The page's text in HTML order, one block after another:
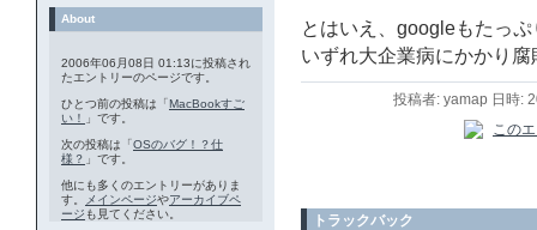
とはいえ、googleもたっ
いずれ大企業病にかかり
投稿者: yamap 日時:
トラックバック
About
2006年06月08日 01:13に投稿され
たエントリーのページです。
ひとつ前の投稿は「MacBookすご
い！
」です。
次の投稿は「OSのバグ！？仕
様？ 」です。
他にも多くのエントリーがありま
す。
メインページやアーカイブペ
ージ も見てください。